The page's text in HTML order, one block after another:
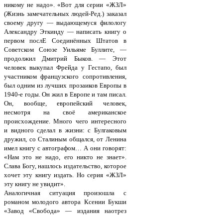
никому не надо». «Вот для серии «ЖЗЛ»
(Жизнь замечательных людей-Ред.) заказал
своему другу — выдающемуся филологу
Александру Эткинду — написать книгу о
первом послЕ Соединённых Штатов в
Советском Союзе Уильяме Буллите, —
продолжил Дмитрий Быков. — Этот
человек выкупал Фрейда у Гестапо, был
участником французского сопротивления,
был одним из лучших прозаиков Европы в
1940-е годы. Он жил в Европе и там писал.
Он, вообще, европейский человек,
несмотря на своё американское
происхождение. Много чего интересного
и видного сделал в жизни: с Булгаковым
дружил, со Сталиным общался, от Ленина
имел книгу с автографом… А они говорят:
«Нам это не надо, его никто не знает».
Слава Богу, нашлось издательство, которое
хочет эту книгу издать. Но серия «ЖЗЛ»
эту книгу не увидит».
Аналогичная ситуация произошла с
романом молодого автора Ксении Букши
«Завод «Свобода» — издания наотрез